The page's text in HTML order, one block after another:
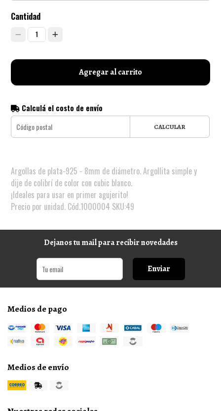
Cantidad
1
Agregar al carrito
Calculá el costo de envío
CALCULAR
Argollas de plata-925 - 8mm de diámetro. Argollita simple y
dije de colibrí de color con cubic blanco.
¡Ideales para usar en primer agujerito!
Precio por unidad. Cód.1000004 SKU:49
Dejanos tu mail para recibir novedades
Enviar
Medios de pago
Medios de envío